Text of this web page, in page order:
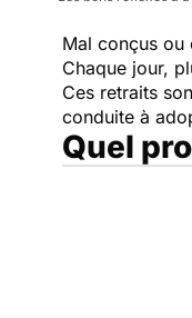
Mal conçus ou
Chaque jour,
Ces retraits
conduite à
Quel